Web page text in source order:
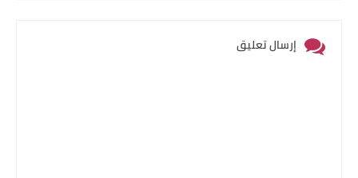
إرسال تعليق